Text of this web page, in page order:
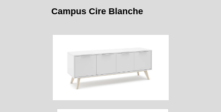
Campus Cire Blanche